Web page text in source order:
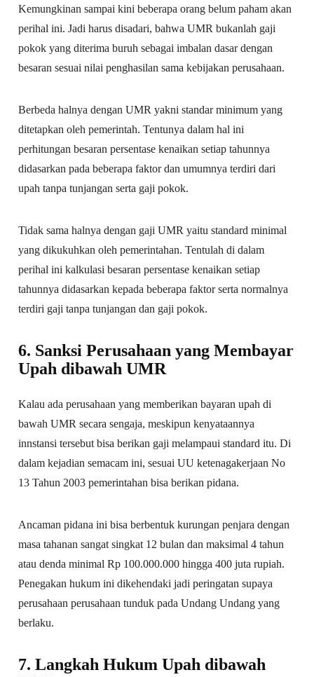
Kemungkinan sampai kini beberapa orang belum paham akan
perihal ini. Jadi harus disadari, bahwa UMR bukanlah gaji
pokok yang diterima buruh sebagai imbalan dasar dengan
besaran sesuai nilai penghasilan sama kebijakan perusahaan.
Berbeda halnya dengan UMR yakni standar minimum yang
ditetapkan oleh pemerintah. Tentunya dalam hal ini
perhitungan besaran persentase kenaikan setiap tahunnya
didasarkan pada beberapa faktor dan umumnya terdiri dari
upah tanpa tunjangan serta gaji pokok.
Tidak sama halnya dengan gaji UMR yaitu standard minimal
yang dikukuhkan oleh pemerintahan. Tentulah di dalam
perihal ini kalkulasi besaran persentase kenaikan setiap
tahunnya didasarkan kepada beberapa faktor serta normalnya
terdiri gaji tanpa tunjangan dan gaji pokok.
6. Sanksi Perusahaan yang Membayar
Upah dibawah UMR
Kalau ada perusahaan yang memberikan bayaran upah di
bawah UMR secara sengaja, meskipun kenyataannya
innstansi tersebut bisa berikan gaji melampaui standard itu. Di
dalam kejadian semacam ini, sesuai UU ketenagakerjaan No
13 Tahun 2003 pemerintahan bisa berikan pidana.
Ancaman pidana ini bisa berbentuk kurungan penjara dengan
masa tahanan sangat singkat 12 bulan dan maksimal 4 tahun
atau denda minimal Rp 100.000.000 hingga 400 juta rupiah.
Penegakan hukum ini dikehendaki jadi peringatan supaya
perusahaan perusahaan tunduk pada Undang Undang yang
berlaku.
7. Langkah Hukum Upah dibawah